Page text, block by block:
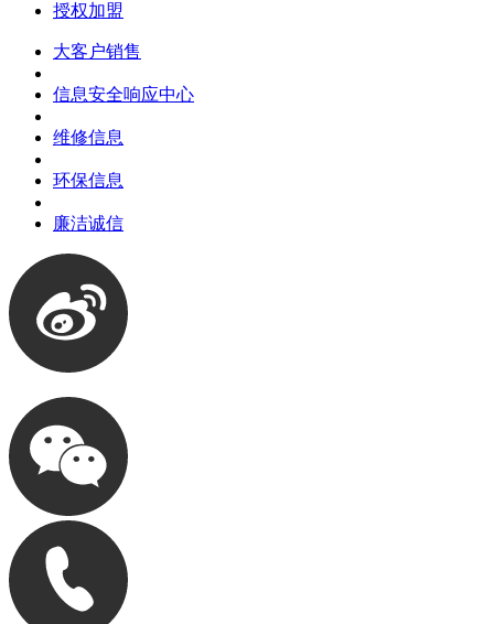
授权加盟
大客户销售
信息安全响应中心
维修信息
环保信息
廉洁诚信